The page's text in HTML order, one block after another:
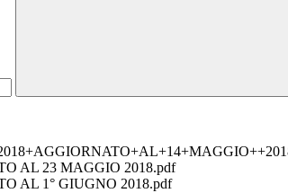
AL 23 MAGGIO 2018.pdf
AL 1° GIUGNO 2018.pdf